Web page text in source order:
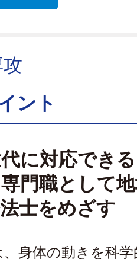
ント
に対応でき
門職として
士をめざす
、身体の動きを科